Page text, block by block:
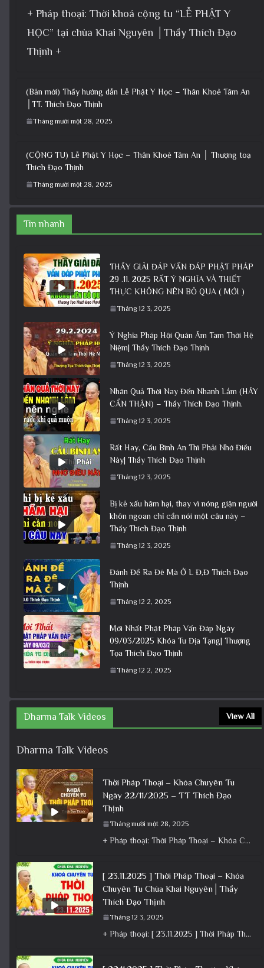
+ Pháp thoại: Thời khoá cộng tu “LỄ PHẬT Y
HỌC” tại chùa Khai Nguyên │Thầy Thích Đạo
Thịnh +
(Bản mới) Thầy hướng dẫn Lễ Phật Y Học – Thân Khoẻ Tâm An
│TT. Thích Đạo Thịnh
Tháng mười một 28, 2025
(CỘNG TU) Lễ Phật Y Học – Thân Khoẻ Tâm An │ Thượng toạ
Thích Đạo Thịnh
Tháng mười một 28, 2025
Tin nhanh
THẦY GIẢI ĐÁP VẤN ĐÁP PHẬT PHÁP
29 .11. 2025 RẤT Ý NGHĨA VÀ THIẾT
THỰC KHÔNG NÊN BỎ QUA ( MỚI )
Tháng 12 3, 2025
Ý Nghĩa Pháp Hội Quán Âm Tam Thời Hệ
Niệm| Thầy Thích Đạo Thịnh
Tháng 12 3, 2025
Nhân Quả Thời Nay Đến Nhanh Lắm (HÃY
CẨN THẬN) – Thầy Thích Đạo Thịnh.
Tháng 12 3, 2025
Rất Hay, Cầu Bình An Thì Phải Nhớ Điều
Này| Thầy Thích Đạo Thịnh
Tháng 12 3, 2025
Bị kẻ xấu hãm hại, thay vì nóng giận người
khôn ngoan chỉ cần nói một câu này –
Thầy Thích Đạo Thịnh
Tháng 12 3, 2025
Đánh Đề Ra Đê Mà Ở L Đ,Đ Thích Đạo
Thịnh
Tháng 12 2, 2025
Mới Nhất Phật Pháp Vấn Đáp Ngày
09/03/2025 Khóa Tu Địa Tạng| Thượng
Tọa Thích Đạo Thịnh
Tháng 12 2, 2025
Dharma Talk Videos View All
Dharma Talk Videos
Thời Pháp Thoại – Khóa Chuyên Tu
Ngày 22/11/2025 – TT Thích Đạo
Thịnh
Tháng mười một 28, 2025
+ Pháp thoại: Thời Pháp Thoại – Khóa Chuyên Tu Ngày 22/11/2025 – TT Thích Đạo Thịnh + Album: Pháp
[ 23.11.2025 ] Thời Pháp Thoại – Khóa
Chuyên Tu Chùa Khai Nguyên│Thầy
Thích Đạo Thịnh
Tháng 12 3, 2025
+ Pháp thoại: [ 23.11.2025 ] Thời Pháp Thoại – Khóa Chuyên Tu Chùa Khai Nguyên│Thầy Thích Đạo Thịnh +